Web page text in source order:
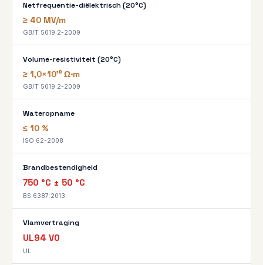
Netfrequentie-diëlektrisch (20°C)
≥ 40 MV/m
GB/T 5019.2-2009
Volume-resistiviteit (20°C)
≥ 1,0×10¹⁰ Ω·m
GB/T 5019.2-2009
Wateropname
≤ 10 %
ISO 62-2008
Brandbestendigheid
750 °C ± 50 °C
BS 6387:2013
Vlamvertraging
UL94 V0
UL